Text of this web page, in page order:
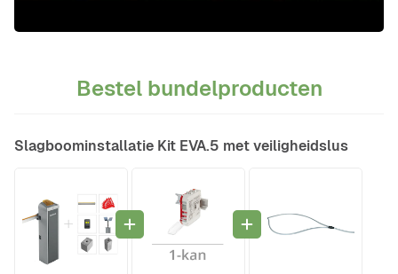
Bestel bundelproducten
Slagboominstallatie Kit EVA.5 met veiligheidslus